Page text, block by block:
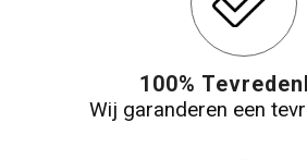
100%
Wij garanderen een